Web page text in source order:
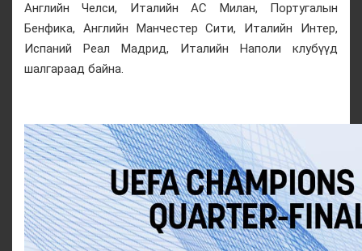
Английн Челси, Италийн АС Милан, Португалын
Бенфика, Английн Манчестер Сити, Италийн Интер,
Испаний Реал Мадрид, Италийн Наполи клубүүд
шалгараад байна.